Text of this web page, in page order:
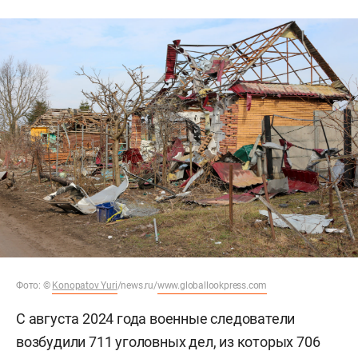
Фото: © Konopatov Yuri/news.ru/www.globallookpress.com
С августа 2024 года военные следователи
возбудили 711 уголовных дел, из которых 706